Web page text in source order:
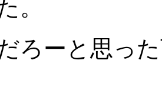
。
ろーと思っ